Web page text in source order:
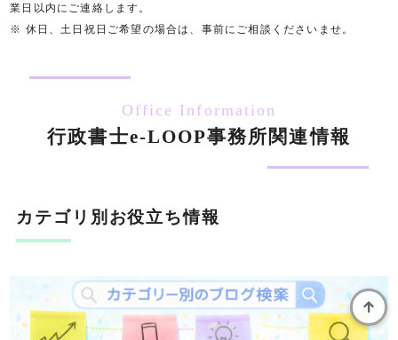
業日以内にご連絡します。
※ 休日、土日祝日ご希望の場合は、事前にご相談くださいませ。
Office Information
行政書士e-LOOP事務所関連情報
カテゴリ別お役立ち情報